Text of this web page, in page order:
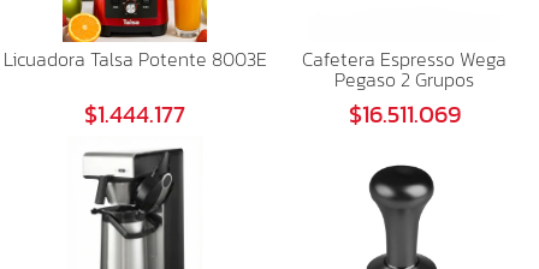
Licuadora Talsa Potente 8003E
$1.444.177
Cafetera Espresso Wega
Pegaso 2 Grupos
$16.511.069